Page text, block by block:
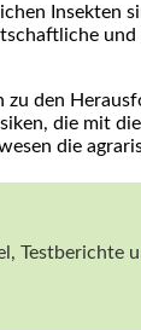
Insekten
und
den
die mit
⁣die
Testberichte